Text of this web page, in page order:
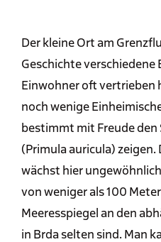
Der kleine Ort am
Geschichte
Einwohner oft vertrieben
noch wenige
bestimmt mit Freude
(Primula auricula)
wächst hier
von weniger als 100
Meeresspiegel an den
in Brda selten sind. Man